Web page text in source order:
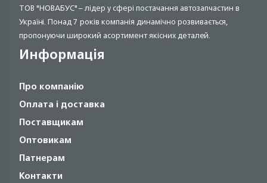
ТОВ "НОВАБУС" – лідер у сфері постачання автозапчастин в
Україні. Понад 7 років компанія динамічно розвивається,
пропонуючи широкий асортимент якісних деталей.
Информація
Про компанію
Оплата і доставка
Поставщикам
Оптовикам
Патнерам
Контакти